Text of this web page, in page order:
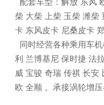
柴 大柴 上柴 玉柴 潍柴
卡 东风皮卡 尼桑皮卡
同时经营各种乘用车
利 兰博基尼 保时捷 法
威 宝骏 奇瑞 传祺 长安
欧 全顺 。承接涡轮增